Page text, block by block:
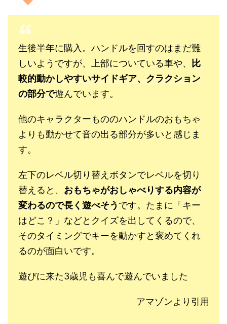
生後半年に購入。ハンドルを回すのはまだ難
しいようですが、上部についている車や、
比
較的動かしやすいサイドギア、クラクション
の部分で遊んでいます。
他のキャラクターもののハンドルのおもちゃ
よりも動かせて音の出る部分が多いと感じま
す。
左下のレベル切り替えボタンでレベルを切り
替えると、 おもちゃがおしゃべりする内容が
変わるので長く遊べそう です。たまに「キー
はどこ？」などとクイズを出してくるので、
そのタイミングでキーを動かすと褒めてくれ
るのが面白いです。
遊びに来た3歳児も喜んで遊んでいました
アマゾンより引用